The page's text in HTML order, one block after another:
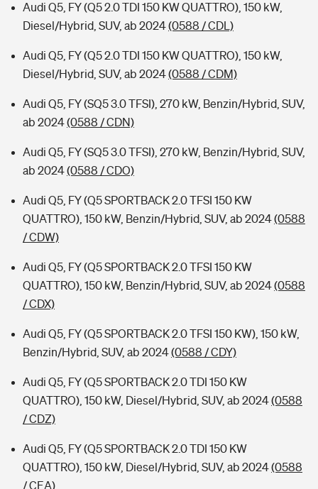
Audi Q5, FY (Q5 2.0 TDI 150 KW QUATTRO), 150 kW,
Diesel/Hybrid, SUV, ab 2024(0588 / CDL)
Audi Q5, FY (Q5 2.0 TDI 150 KW QUATTRO), 150 kW,
Diesel/Hybrid, SUV, ab 2024(0588 / CDM)
Audi Q5, FY (SQ5 3.0 TFSI), 270 kW, Benzin/Hybrid, SUV,
ab 2024(0588 / CDN)
Audi Q5, FY (SQ5 3.0 TFSI), 270 kW, Benzin/Hybrid, SUV,
ab 2024(0588 / CDO)
Audi Q5, FY (Q5 SPORTBACK 2.0 TFSI 150 KW
QUATTRO), 150 kW, Benzin/Hybrid, SUV, ab 2024(0588
/ CDW)
Audi Q5, FY (Q5 SPORTBACK 2.0 TFSI 150 KW
QUATTRO), 150 kW, Benzin/Hybrid, SUV, ab 2024(0588
/ CDX)
Audi Q5, FY (Q5 SPORTBACK 2.0 TFSI 150 KW), 150 kW,
Benzin/Hybrid, SUV, ab 2024(0588 / CDY)
Audi Q5, FY (Q5 SPORTBACK 2.0 TDI 150 KW
QUATTRO), 150 kW, Diesel/Hybrid, SUV, ab 2024(0588
/ CDZ)
Audi Q5, FY (Q5 SPORTBACK 2.0 TDI 150 KW
QUATTRO), 150 kW, Diesel/Hybrid, SUV, ab 2024(0588
/ CEA)